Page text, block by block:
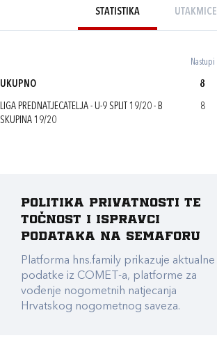
STATISTIKA UTAKMICE
Nastupi
UKUPNO 8
LIGA PREDNATJECATELJA - U-9 SPLIT 19/20 - B
SKUPINA 19/20
8
Politika privatnosti te
točnost i ispravci
podataka na Semaforu
Platforma hns.family prikazuje aktualne
podatke iz COMET-a, platforme za
vođenje nogometnih natjecanja
Hrvatskog nogometnog saveza.